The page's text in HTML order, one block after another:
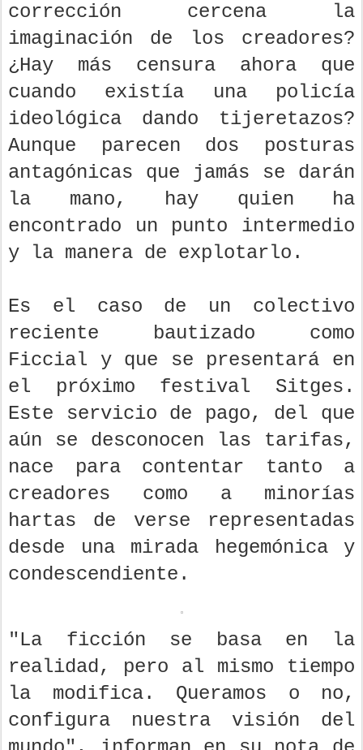
corrección cercena la
imaginación de los creadores?
¿Hay más censura ahora que
cuando existía una policía
ideológica dando tijeretazos?
Aunque parecen dos posturas
antagónicas que jamás se darán
la mano, hay quien ha
encontrado un punto intermedio
y la manera de explotarlo.
Es el caso de un colectivo
reciente bautizado como
Ficcial y que se presentará en
el próximo festival Sitges.
Este servicio de pago, del que
aún se desconocen las tarifas,
nace para contentar tanto a
creadores como a minorías
hartas de verse representadas
desde una mirada hegemónica y
condescendiente.
"La ficción se basa en la
realidad, pero al mismo tiempo
la modifica. Queramos o no,
configura nuestra visión del